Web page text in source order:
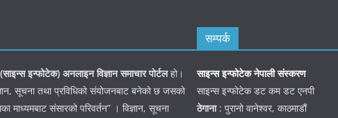
इन्फोटेक) अनलाइन विज्ञान समाचार पोर्टलहो।
सूचना तथा प्रविधिको संयोजनबाट बनेको छ जसको
माध्यमबाट संसारको परिवर्तन” । विज्ञान, सूचना
सम्पर्क
साइन्स इन्फोटेक नेपाली संस्करण
साइन्स इन्फोटेक डट कम डट एनपी
ठेगाना: पुरानो वानेश्वर, काठमाडौं